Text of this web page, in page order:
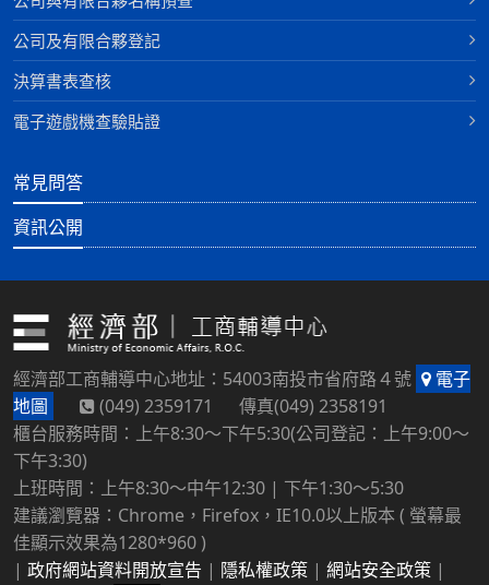
公司及有限合夥登記
決算書表查核
電子遊戲機查驗貼證
常見問答
資訊公開
經濟部工商輔導中心地址：54003南投市省府路４號
電子
地圖
(049) 2359171 傳真(049) 2358191
櫃台服務時間：上午8:30～下午5:30(公司登記：上午9:00～
下午3:30)
上班時間：上午8:30～中午12:30 | 下午1:30～5:30
建議瀏覽器：Chrome，Firefox，IE10.0以上版本 ( 螢幕最
佳顯示效果為1280*960 )
| 政府網站資料開放宣告 | 隱私權政策 | 網站安全政策 |